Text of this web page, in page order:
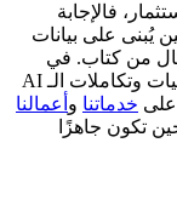
فالإجابة
يُبنى على بيانات
من كتاب. في
SummationWorks نصمّم ونبني محرّكات التوصيات وتكاملات الـ AI
خدماتنا و أعمالنا
تكون جاهزًا